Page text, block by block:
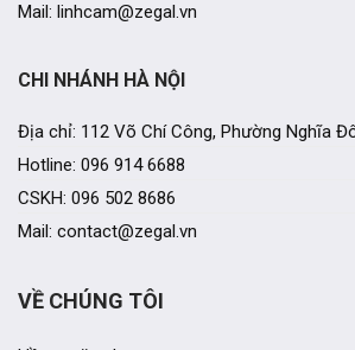
VỀ CHÚNG TÔI
CHI NHÁNH HÀ NỘI
Địa chỉ: 112 Võ Chí Công, Phường Nghĩa
Hotline: 096 914 6688
CSKH: 096 502 8686
Mail: contact@zegal.vn
Mail: linhcam@zegal.vn